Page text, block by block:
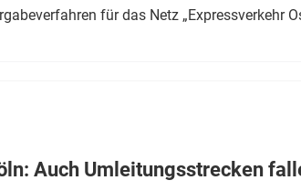
für das Netz „Expressverkehr
Auch Umleitungsstrecken